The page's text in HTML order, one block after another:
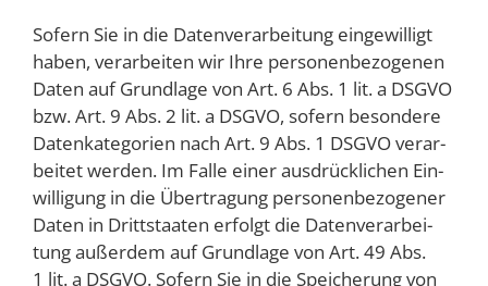
Sofern Sie in die Daten­ver­ar­bei­tung ein­ge­wil­ligt
haben, ver­ar­bei­ten wir Ihre per­so­nen­be­zo­ge­nen
Daten auf Grund­la­ge von Art. 6 Abs. 1 lit. a DSGVO
bzw. Art. 9 Abs. 2 lit. a DSGVO, sofern beson­de­re
Daten­ka­te­go­rien nach Art. 9 Abs. 1 DSGVO ver­ar­
bei­tet wer­den. Im Fal­le einer aus­drück­li­chen Ein­
wil­li­gung in die Über­tra­gung per­so­nen­be­zo­ge­ner
Daten in Dritt­staa­ten erfolgt die Daten­ver­ar­bei­
tung außer­dem auf Grund­la­ge von Art. 49 Abs.
1 lit. a DSGVO. Sofern Sie in die Spei­che­rung von